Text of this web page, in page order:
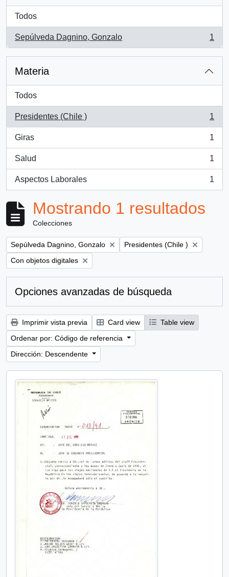
Todos
Sepúlveda Dagnino, Gonzalo
, 1 resultados
1
Materia
Todos
Presidentes (Chile )
, 1 resultados
1
Giras
, 1 resultados
1
Salud
, 1 resultados
1
Aspectos Laborales
, 1 resultados
1
Mostrando 1 resultados
Colecciones
Remove filter:
Sepúlveda Dagnino, Gonzalo Remove filter:
Presidentes (Chile )
Remove filter:
Con objetos digitales
Opciones avanzadas de búsqueda
Imprimir vista previa Card view
Table view
Ordenar por: Código de referencia
Dirección: Descendente